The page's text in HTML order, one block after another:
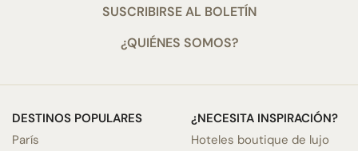
SUSCRIBIRSE AL BOLETÍN
¿QUIÉNES SOMOS?
DESTINOS POPULARES
París
¿NECESITA INSPIRACIÓN?
Hoteles boutique de lujo